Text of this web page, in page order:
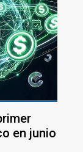
en junio